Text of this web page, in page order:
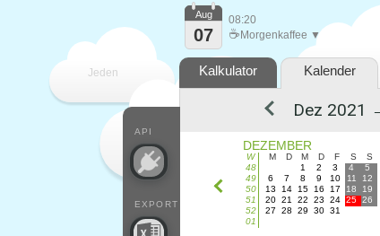
Jeden
API
EXPORT
Aug
07
08:20
☕ Morgenkaffee ▼
Kalkulator Kalender
DEZEMBER
W M D M D F S
S
48
1 2 3 4
5
49
6 7 8 9 10 11
12
50
13 14 15 16 17 18
19
51
20 21 22 23 24 25 26
52
27 28 29 30 31
01